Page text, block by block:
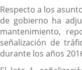
Respecto a los
de gobierno ha
mantenimiento,
señalización de
durante los años